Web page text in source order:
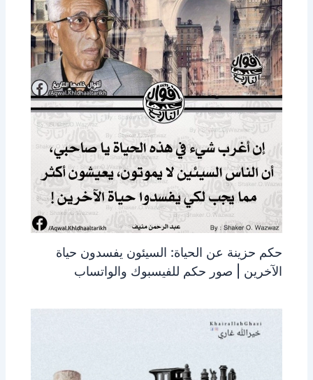
حكم حزينة عن الحياة: السيئون يفسدون حياة
الآخرين | صور حكم للفيسبوك والواتساب